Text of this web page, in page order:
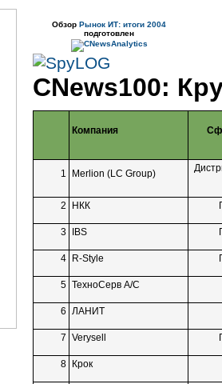
Обзор Рынок ИТ: итоги 2004
подготовлен
CNews100:
Компания
1 Merlion (LC Group)
2 НКК
3 IBS
4 R-Style
5 ТехноСерв А/C
6 ЛАНИТ
7 Verysell
8 Крок